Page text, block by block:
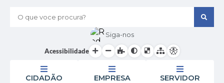
O que voce procura?
Siga-nos
Acessibilidade
CIDADÃO EMPRESA SERVIDOR